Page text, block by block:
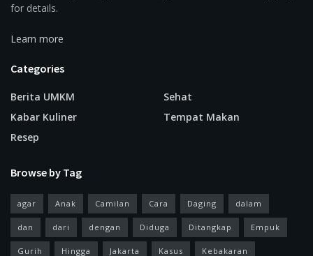
for details.
Learn more
Categories
Berita UMKM
Kabar Kuliner
Resep
Sehat
Tempat Makan
Browse by Tag
agar Anak Camilan Cara Daging dalam
dan dari dengan Diduga Ditangkap Empuk
Gurih Hingga Jakarta Kasus Kebakaran